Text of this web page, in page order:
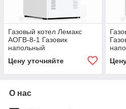
Газовый котел Лемакс
АОГВ-8-1 Газовик
напольный
Цену уточняйте
О нас